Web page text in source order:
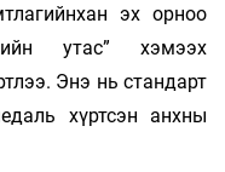
эх орноо
утас” хэмээх
Энэ нь стандарт
хүртсэн анхны